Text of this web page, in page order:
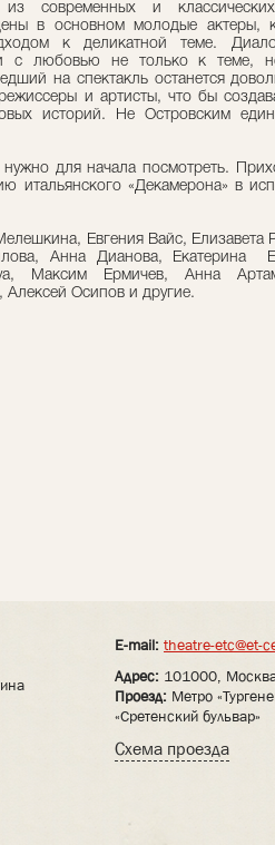
современных и
в основном молодые актеры,
к деликатной теме.
и с любовью не только к теме,
на спектакль останется
и артисты, что бы
историй. Не Островским
для начала посмотреть.
итальянского «Декамерона» в
Евгения Вайс, Елизавета
Анна Дианова, Екатерина
Максим Ермичев, Анна
Осипов и другие.
E-mail: theatre-etc@et-
Адрес: 101000,
Проезд: Метро
«Сретенский бульвар»
Схема проезда